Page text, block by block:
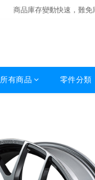
商品庫存變動快速，難
經營超過20
所有商品 零件分類